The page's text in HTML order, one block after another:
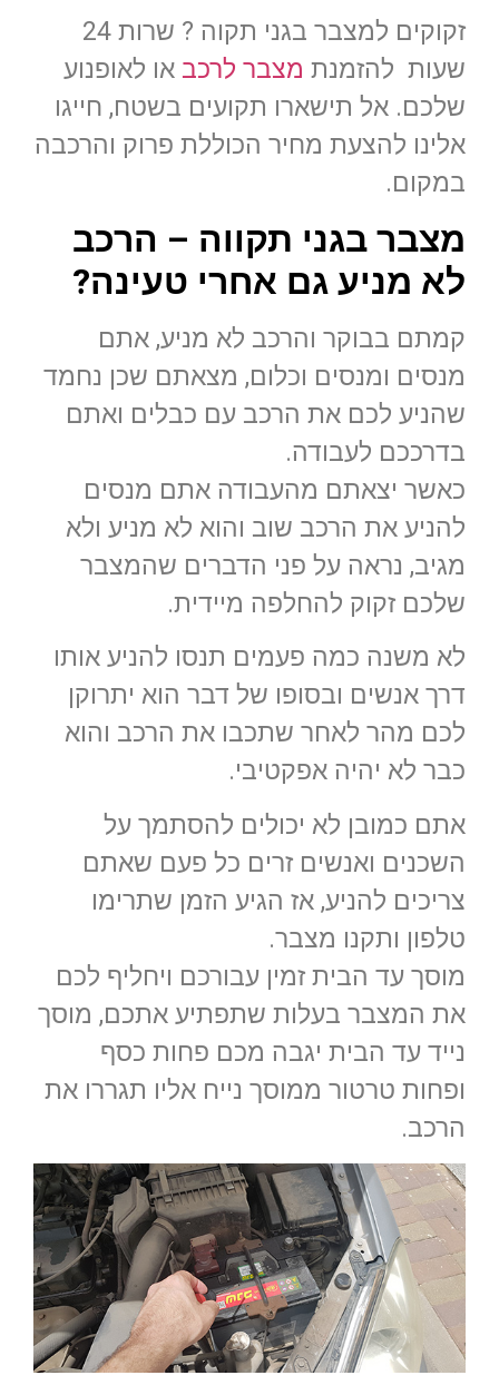
זקוקים למצבר בגני תקוה ? שרות 24
שעות להזמנת מצבר לרכב או לאופנוע
שלכם. אל תישארו תקועים בשטח, חייגו
אלינו להצעת מחיר הכוללת פרוק והרכבה
במקום.
מצבר בגני תקווה – הרכב
לא מניע גם אחרי טעינה?
קמתם בבוקר והרכב לא מניע, אתם
מנסים ומנסים וכלום, מצאתם שכן נחמד
שהניע לכם את הרכב עם כבלים ואתם
בדרככם לעבודה.
כאשר יצאתם מהעבודה אתם מנסים
להניע את הרכב שוב והוא לא מניע ולא
מגיב, נראה על פני הדברים שהמצבר
שלכם זקוק להחלפה מיידית.
לא משנה כמה פעמים תנסו להניע אותו
דרך אנשים ובסופו של דבר הוא יתרוקן
לכם מהר לאחר שתכבו את הרכב והוא
כבר לא יהיה אפקטיבי.
אתם כמובן לא יכולים להסתמך על
השכנים ואנשים זרים כל פעם שאתם
צריכים להניע, אז הגיע הזמן שתרימו
טלפון ותקנו מצבר.
מוסך עד הבית זמין עבורכם ויחליף לכם
את המצבר בעלות שתפתיע אתכם, מוסך
נייד עד הבית יגבה מכם פחות כסף
ופחות טרטור ממוסך נייח אליו תגררו את
הרכב.